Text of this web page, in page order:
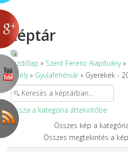
Képtár
Kezdőlap » Szent Ferenc Alapítvány»
Erdély» Gyulafehérvár » Gyerekek -
Vissza a kategória áttekintőbe
Összes kép a
Összes megtekintés a